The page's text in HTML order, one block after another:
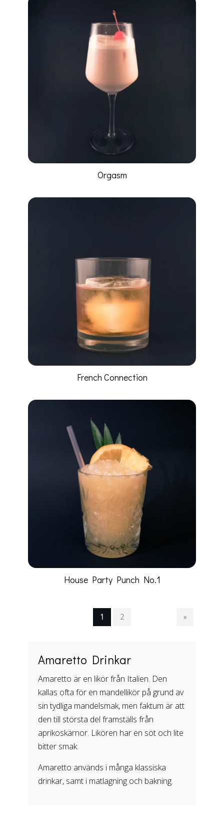
Orgasm
French Connection
House Party Punch No.1
1 2 »
Amaretto Drinkar
Amaretto är en likör från Italien. Den
kallas ofta för en mandellikör på grund av
sin tydliga mandelsmak, men faktum är att
den till största del framställs från
aprikoskärnor. Likören har en söt och lite
bitter smak.
Amaretto används i många klassiska
drinkar, samt i matlagning och bakning.